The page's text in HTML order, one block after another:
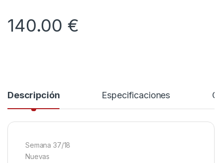
140.00 €
Descripción Especificaciones
Semana 37/18
Nuevas